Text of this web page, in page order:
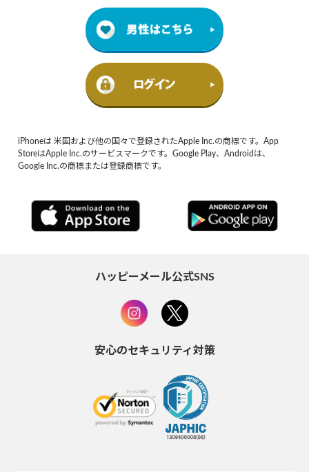
iPhoneは 米国および他の国々で登録されたApple Inc.の商標です。App
StoreはApple Inc.のサービスマークです。Google Play、Androidは、
Google Inc.の商標または登録商標です。
ハッピーメール公式SNS
安心のセキュリティ対策